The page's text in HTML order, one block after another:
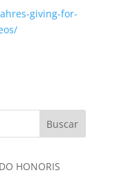
giving-for-
Buscar
HONORIS